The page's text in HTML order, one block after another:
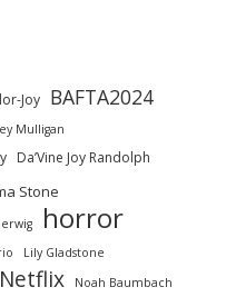
Joy BAFTA2024
Mulligan
Da’Vine Joy Randolph
Stone
horror
Lily Gladstone
Netflix Noah Baumbach